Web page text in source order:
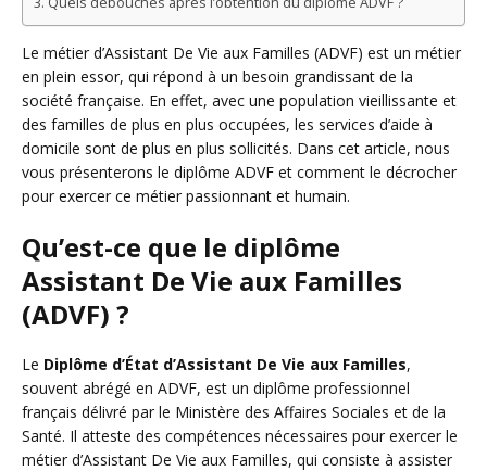
Le métier d’Assistant De Vie aux Familles (ADVF) est un métier
en plein essor, qui répond à un besoin grandissant de la
société française. En effet, avec une population vieillissante et
des familles de plus en plus occupées, les services d’aide à
domicile sont de plus en plus sollicités. Dans cet article, nous
vous présenterons le diplôme ADVF et comment le décrocher
pour exercer ce métier passionnant et humain.
Qu’est-ce que le diplôme
Assistant De Vie aux Familles
(ADVF) ?
Le Diplôme d’État d’Assistant De Vie aux Familles,
souvent abrégé en ADVF, est un diplôme professionnel
français délivré par le Ministère des Affaires Sociales et de la
Santé. Il atteste des compétences nécessaires pour exercer le
métier d’Assistant De Vie aux Familles, qui consiste à assister